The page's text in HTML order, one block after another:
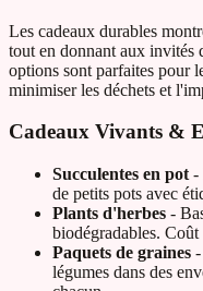
Les cadeaux durables
tout en donnant aux invités
options sont parfaites pour
minimiser les déchets et
Cadeaux Vivants &
Succulentes en pot -
de petits pots avec
Plants d'herbes -
biodégradables.
Paquets de graines
légumes dans des